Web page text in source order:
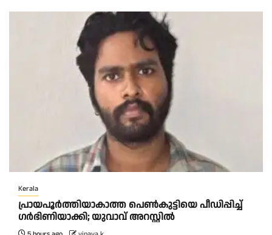
Kerala
പ്രായപൂർത്തിയാകാത്ത പെൺകുട്ടിയെ പീഡിപ്പിച്ച്
ഗർഭിണിയാക്കി; യുവാവ് അറസ്റ്റിൽ